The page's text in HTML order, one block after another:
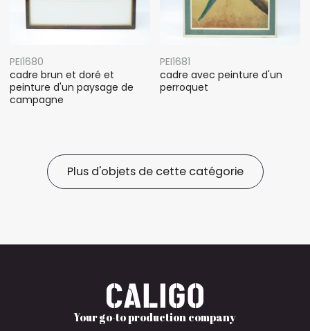
PEI1680
cadre brun et doré et
peinture d'un paysage de
campagne
PEI1681
cadre avec peinture d'un
perroquet
Plus d'objets de cette catégorie
Your go-to production company